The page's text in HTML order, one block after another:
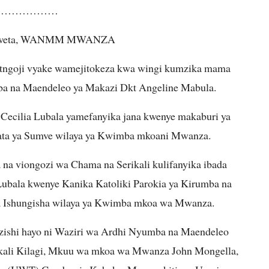
WANMM MWANZA
vyake wamejitokeza kwa wingi kumzika mama
na Maendeleo ya Makazi Dkt Angeline Mabula.
Lubala yamefanyika jana kwenye makaburi ya
ya Sumve wilaya ya Kwimba mkoani Mwanza.
viongozi wa Chama na Serikali kulifanyika ibada
kwenye Kanika Katoliki Parokia ya Kirumba na
wilaya ya Kwimba mkoa wa Mwanza.
hayo ni Waziri wa Ardhi Nyumba na Maendeleo
Kilagi, Mkuu wa mkoa wa Mwanza John Mongella,